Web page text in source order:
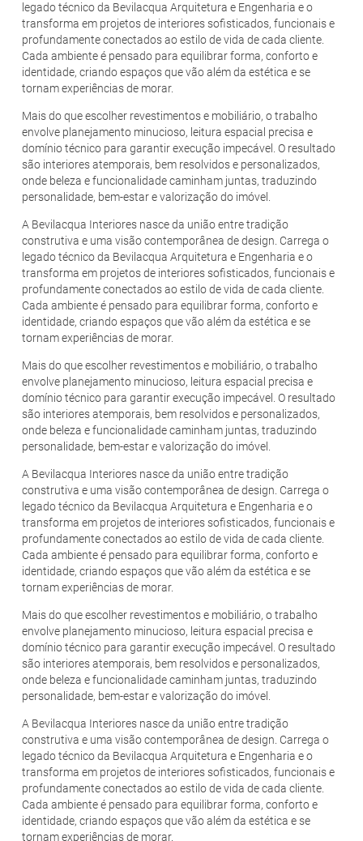
legado técnico da Bevilacqua Arquitetura e Engenharia e o
transforma em projetos de interiores sofisticados, funcionais e
profundamente conectados ao estilo de vida de cada cliente.
Cada ambiente é pensado para equilibrar forma, conforto e
identidade, criando espaços que vão além da estética e se
tornam experiências de morar.
Mais do que escolher revestimentos e mobiliário, o trabalho
envolve planejamento minucioso, leitura espacial precisa e
domínio técnico para garantir execução impecável. O resultado
são interiores atemporais, bem resolvidos e personalizados,
onde beleza e funcionalidade caminham juntas, traduzindo
personalidade, bem-estar e valorização do imóvel.
A Bevilacqua Interiores nasce da união entre tradição
construtiva e uma visão contemporânea de design. Carrega o
legado técnico da Bevilacqua Arquitetura e Engenharia e o
transforma em projetos de interiores sofisticados, funcionais e
profundamente conectados ao estilo de vida de cada cliente.
Cada ambiente é pensado para equilibrar forma, conforto e
identidade, criando espaços que vão além da estética e se
tornam experiências de morar.
Mais do que escolher revestimentos e mobiliário, o trabalho
envolve planejamento minucioso, leitura espacial precisa e
domínio técnico para garantir execução impecável. O resultado
são interiores atemporais, bem resolvidos e personalizados,
onde beleza e funcionalidade caminham juntas, traduzindo
personalidade, bem-estar e valorização do imóvel.
A Bevilacqua Interiores nasce da união entre tradição
construtiva e uma visão contemporânea de design. Carrega o
legado técnico da Bevilacqua Arquitetura e Engenharia e o
transforma em projetos de interiores sofisticados, funcionais e
profundamente conectados ao estilo de vida de cada cliente.
Cada ambiente é pensado para equilibrar forma, conforto e
identidade, criando espaços que vão além da estética e se
tornam experiências de morar.
Mais do que escolher revestimentos e mobiliário, o trabalho
envolve planejamento minucioso, leitura espacial precisa e
domínio técnico para garantir execução impecável. O resultado
são interiores atemporais, bem resolvidos e personalizados,
onde beleza e funcionalidade caminham juntas, traduzindo
personalidade, bem-estar e valorização do imóvel.
A Bevilacqua Interiores nasce da união entre tradição
construtiva e uma visão contemporânea de design. Carrega o
legado técnico da Bevilacqua Arquitetura e Engenharia e o
transforma em projetos de interiores sofisticados, funcionais e
profundamente conectados ao estilo de vida de cada cliente.
Cada ambiente é pensado para equilibrar forma, conforto e
identidade, criando espaços que vão além da estética e se
tornam experiências de morar.